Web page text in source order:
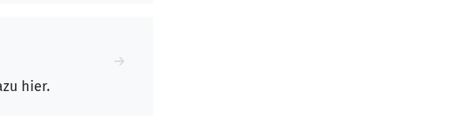
hier.